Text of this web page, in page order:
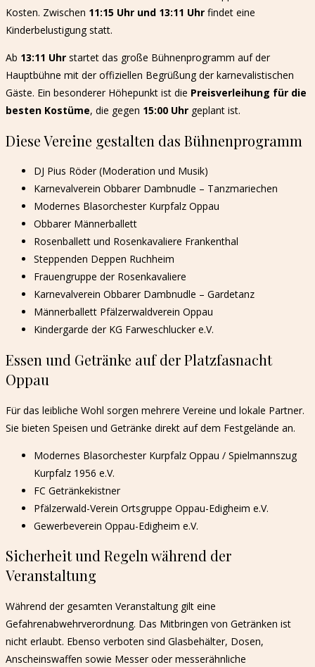
Kosten. Zwischen 11:15 Uhr und 13:11 Uhr findet eine
Kinderbelustigung statt.
Ab 13:11 Uhr startet das große Bühnenprogramm auf der
Hauptbühne mit der offiziellen Begrüßung der karnevalistischen
Gäste. Ein besonderer Höhepunkt ist die Preisverleihung für die
besten Kostüme, die gegen 15:00 Uhr geplant ist.
Diese Vereine gestalten das Bühnenprogramm
DJ Pius Röder (Moderation und Musik)
Karnevalverein Obbarer Dambnudle – Tanzmariechen
Modernes Blasorchester Kurpfalz Oppau
Obbarer Männerballett
Rosenballett und Rosenkavaliere Frankenthal
Steppenden Deppen Ruchheim
Frauengruppe der Rosenkavaliere
Karnevalverein Obbarer Dambnudle – Gardetanz
Männerballett Pfälzerwaldverein Oppau
Kindergarde der KG Farweschlucker e.V.
Essen und Getränke auf der Platzfasnacht
Oppau
Für das leibliche Wohl sorgen mehrere Vereine und lokale Partner.
Sie bieten Speisen und Getränke direkt auf dem Festgelände an.
Modernes Blasorchester Kurpfalz Oppau / Spielmannszug
Kurpfalz 1956 e.V.
FC Getränkekistner
Pfälzerwald-Verein Ortsgruppe Oppau-Edigheim e.V.
Gewerbeverein Oppau-Edigheim e.V.
Sicherheit und Regeln während der
Veranstaltung
Während der gesamten Veranstaltung gilt eine
Gefahrenabwehrverordnung. Das Mitbringen von Getränken ist
nicht erlaubt. Ebenso verboten sind Glasbehälter, Dosen,
Anscheinswaffen sowie Messer oder messerähnliche